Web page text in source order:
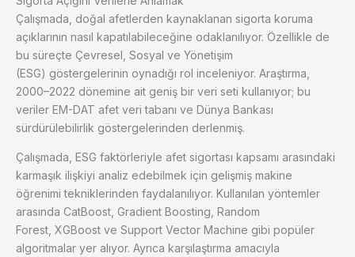
Çalışmada, doğal afetlerden kaynaklanan sigorta koruma
açıklarının nasıl kapatılabileceğine odaklanılıyor. Özellikle de
bu süreçte Çevresel, Sosyal ve Yönetişim
(ESG) göstergelerinin oynadığı rol inceleniyor. Araştırma,
2000–2022 dönemine ait geniş bir veri seti kullanıyor; bu
veriler EM-DAT afet veri tabanı ve Dünya Bankası
sürdürülebilirlik göstergelerinden derlenmiş.
Çalışmada, ESG faktörleriyle afet sigortası kapsamı arasındaki
karmaşık ilişkiyi analiz edebilmek için gelişmiş makine
öğrenimi tekniklerinden faydalanılıyor. Kullanılan yöntemler
arasında CatBoost, Gradient Boosting, Random
Forest, XGBoost ve Support Vector Machine gibi popüler
algoritmalar yer alıyor. Ayrıca karşılaştırma amacıyla